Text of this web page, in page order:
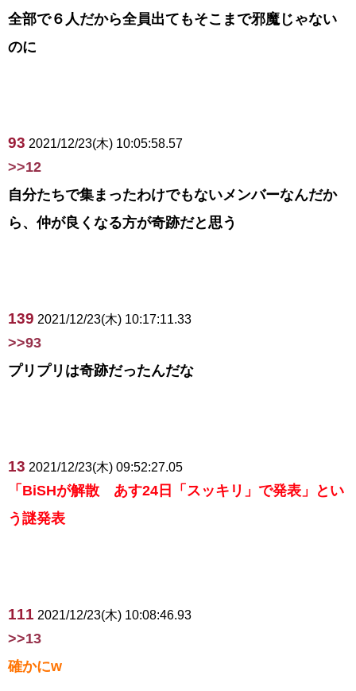
全部で６人だから全員出てもそこまで邪魔じゃない
のに
93 2021/12/23(木) 10:05:58.57
>>12
自分たちで集まったわけでもないメンバーなんだか
ら、仲が良くなる方が奇跡だと思う
139 2021/12/23(木) 10:17:11.33
>>93
プリプリは奇跡だったんだな
13 2021/12/23(木) 09:52:27.05
「BiSHが解散 あす24日「スッキリ」で発表」とい
う謎発表
111 2021/12/23(木) 10:08:46.93
>>13
確かにw